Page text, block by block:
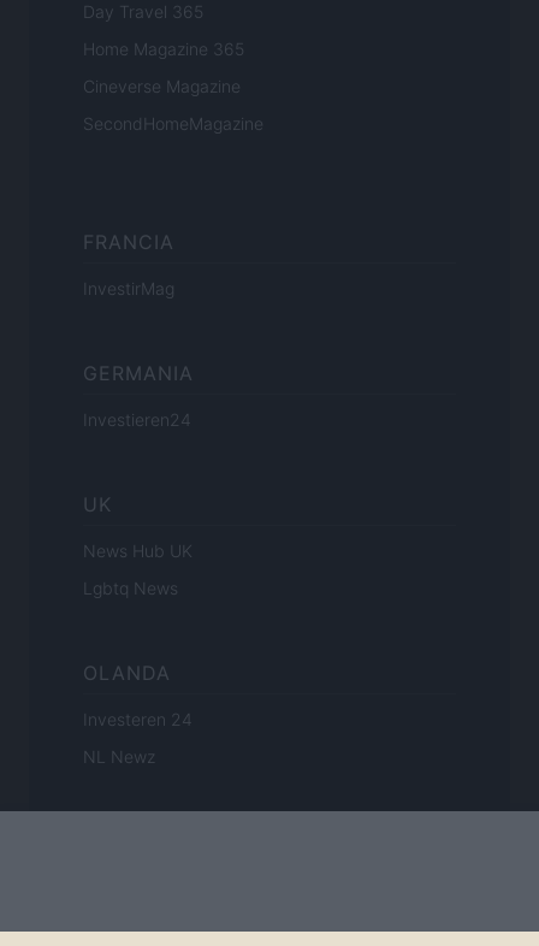
Day Travel 365
Home Magazine 365
Cineverse Magazine
SecondHomeMagazine
FRANCIA
InvestirMag
GERMANIA
Investieren24
UK
News Hub UK
Lgbtq News
OLANDA
Investeren 24
NL Newz